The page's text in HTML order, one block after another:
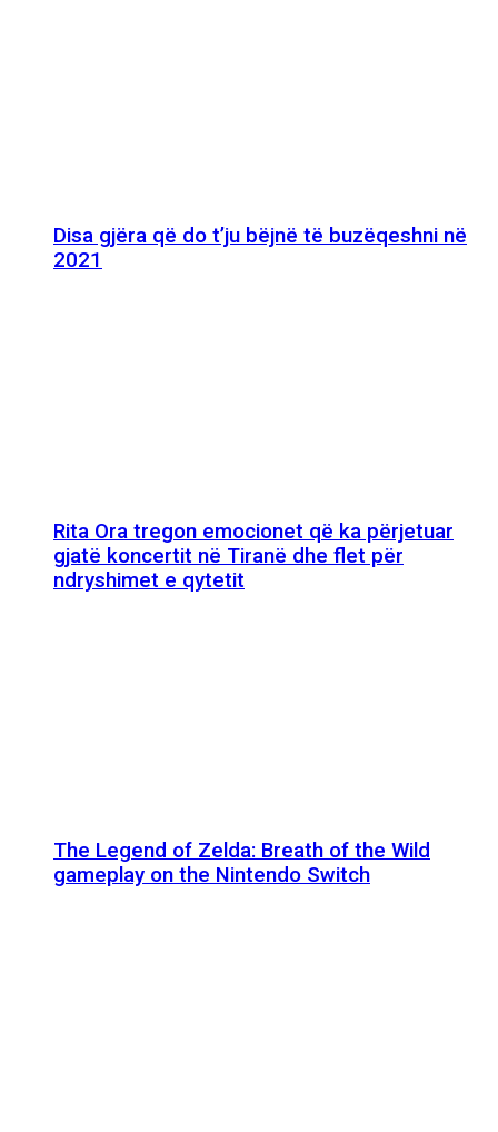
Disa gjëra që do t’ju bëjnë të buzëqeshni në
2021
Rita Ora tregon emocionet që ka përjetuar
gjatë koncertit në Tiranë dhe flet për
ndryshimet e qytetit
The Legend of Zelda: Breath of the Wild
gameplay on the Nintendo Switch